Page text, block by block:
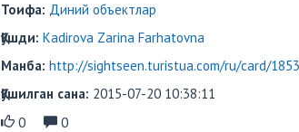
Тоифа: Диний объектлар
Қўшди: Kadirova Zarina Farhatovna
Манба: http://sightseen.turistua.com/ru/card/
Қўшилган сана: 2015-07-20 10:38:11
0
0